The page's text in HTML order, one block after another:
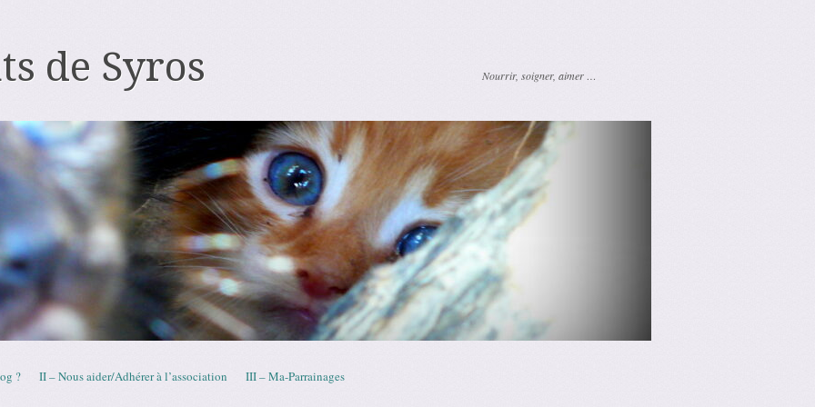
de Syros Nourrir, soigner, aimer …
? II – Nous aider/Adhérer à l’association III – Ma-Parrainages